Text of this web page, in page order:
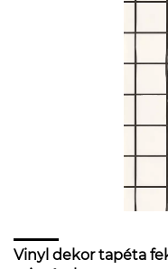
Vinyl dekor tapéta